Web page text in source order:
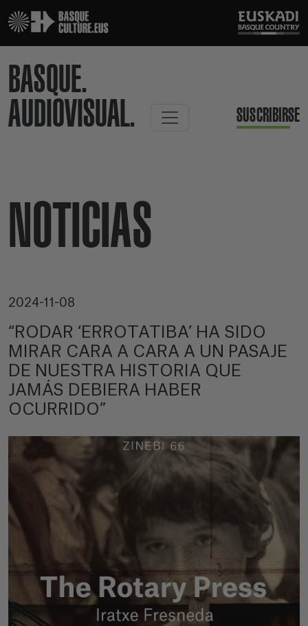
BASQUE.
AUDIOVISUAL.
SUSCRIBIRSE
NOTICIAS
2024-11-08
“RODAR ‘ERROTATIBA’ HA SIDO
MIRAR CARA A CARA A UN PASAJE
DE NUESTRA HISTORIA QUE
JAMÁS DEBIERA HABER
OCURRIDO”